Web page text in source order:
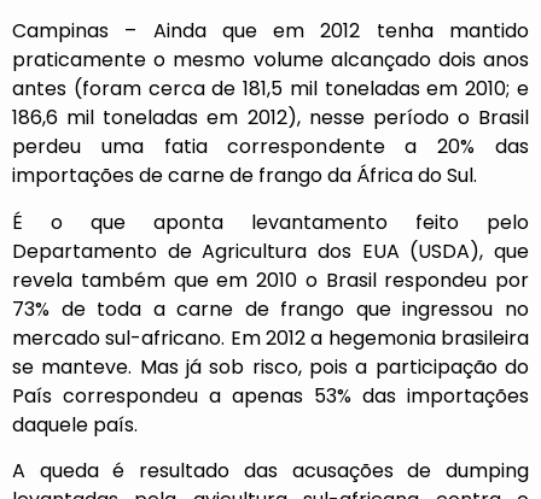
Campinas – Ainda que em 2012 tenha mantido
praticamente o mesmo volume alcançado dois anos
antes (foram cerca de 181,5 mil toneladas em 2010; e
186,6 mil toneladas em 2012), nesse período o Brasil
perdeu uma fatia correspondente a 20% das
importações de carne de frango da África do Sul.
É o que aponta levantamento feito pelo
Departamento de Agricultura dos EUA (USDA), que
revela também que em 2010 o Brasil respondeu por
73% de toda a carne de frango que ingressou no
mercado sul-africano. Em 2012 a hegemonia brasileira
se manteve. Mas já sob risco, pois a participação do
País correspondeu a apenas 53% das importações
daquele país.
A queda é resultado das acusações de dumping